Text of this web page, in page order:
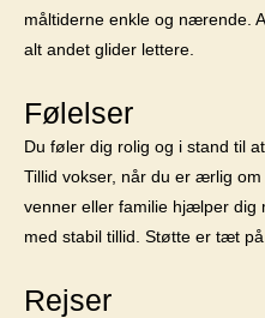
måltiderne enkle og nærende.
alt andet glider lettere.
Følelser
Du føler dig rolig og i stand til
Tillid vokser, når du er ærlig
venner eller familie hjælper dig
med stabil tillid. Støtte er tæt på.
Rejser